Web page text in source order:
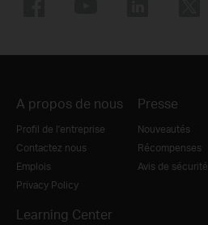
A propos de nous
Profil de l'entreprise
Contactez nous
Emplois
Privacy Policy
Presse
Nouveautés
Récompenses
Avis de sécurité
Learning Center